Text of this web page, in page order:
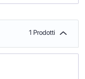
1 Prodotti